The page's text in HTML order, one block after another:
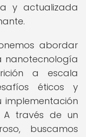
y actualizada
abordar
nanotecnología
a escala
éticos y
A través de un
buscamos